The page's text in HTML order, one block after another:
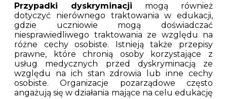
Przypadki dyskryminacji mogą również
dotyczyć nierównego traktowania w edukacji,
gdzie uczniowie mogą doświadczać
niesprawiedliwego traktowania ze względu na
różne cechy osobiste. Istnieją także przepisy
prawne, które chronią osoby korzystające z
usług medycznych przed dyskryminacją ze
względu na ich stan zdrowia lub inne cechy
osobiste. Organizacje pozarządowe często
angażują się w działania mające na celu edukację